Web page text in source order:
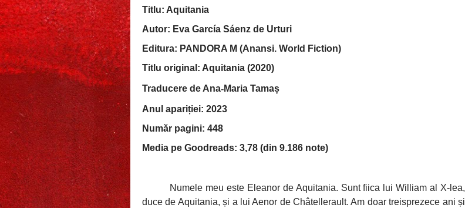
Titlu: Aquitania
Autor: Eva García Sáenz de Urturi
Editura: PANDORA M (Anansi. World Fiction)
Titlu original: Aquitania (2020)
Traducere de Ana‑Maria Tamaș
Anul apariției: 2023
Număr pagini: 448
Media pe Goodreads: 3,78 (din 9.186 note)
Numele meu este Eleanor de Aquitania. Sunt fiica lui William al X-lea,
duce de Aquitania, și a lui Aenor de Châtellerault. Am doar treisprezece ani și